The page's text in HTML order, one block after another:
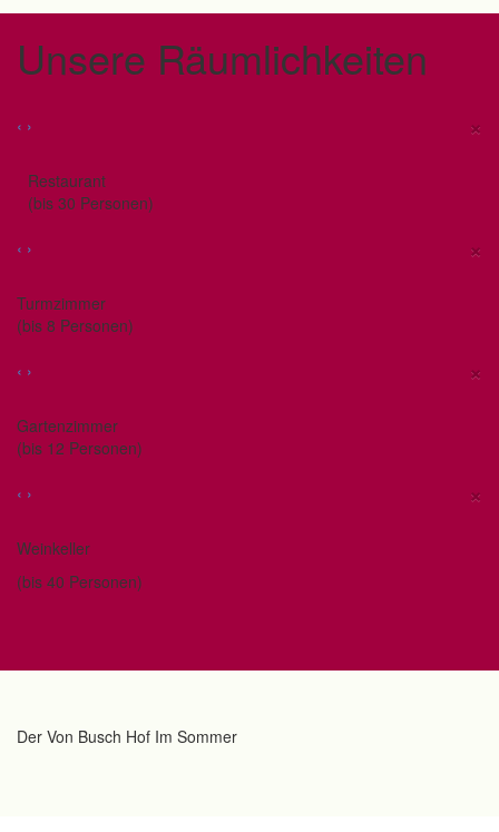
Unsere Räumlichkeiten
‹ › ×
Restaurant
(bis 30 Personen)
‹ › ×
Turmzimmer
(bis 8 Personen)
‹ › ×
Gartenzimmer
(bis 12 Personen)
‹ › ×
Weinkeller
(bis 40 Personen)
Der Von Busch Hof Im Sommer